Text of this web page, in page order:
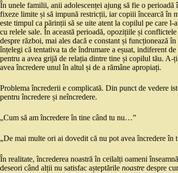
În unele familii, anii adolescenței ajung să fie o
fixeze limite și să impună restricții, iar copiii încearcă în
este timpul ca părinții să se uite atent la copilul pe care l-
cu relele sale. În această perioadă, opozițiile și
despre război, mai ales dacă e constant și funcționează
înțelegi că tentativa ta de îndrumare a eșuat, indiferent
pentru a avea grijă de relația dintre tine și copilul tău. A-
avea încredere unul în altul și de a rămâne apropiați.
Problema încrederii e complicată. Din punct de vedere
pentru încredere și neîncredere.
„Cum să am încredere în tine când tu nu…”
„De mai multe ori ai dovedit că nu pot avea încredere în
În realitate, încrederea noastră în ceilalți oameni
deseori când alții nu satisfac așteptările noastre despre